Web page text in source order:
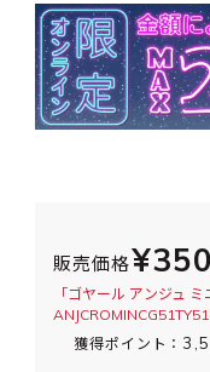
販売価格
「ゴヤール アンジュ
獲得ポイント：